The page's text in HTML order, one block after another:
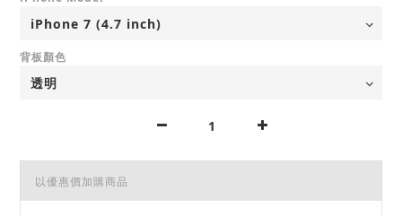
背板顏色
以優惠價加購商品